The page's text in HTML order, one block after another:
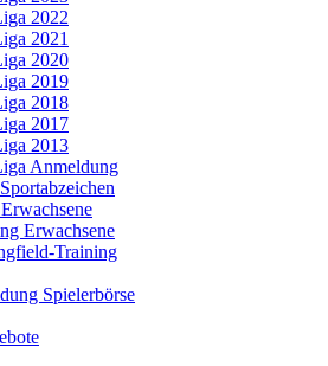
2022
2021
2020
2019
2018
2017
2013
Anmeldung
Erwachsene
Training
Spielerbörse